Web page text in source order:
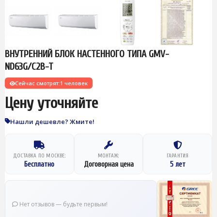
ВНУТРЕННИЙ БЛОК НАСТЕННОГО ТИПА GMV-
ND63G/C2B-T
Сейчас смотрят:1 человек
Цену уточняйте
Нашли дешевле? Жмите!
ДОСТАВКА ПО МОСКВЕ:
Бесплатно
МОНТАЖ:
Договорная цена
ГАРАНТИЯ
5 лет
Нет отзывов — будьте первым!